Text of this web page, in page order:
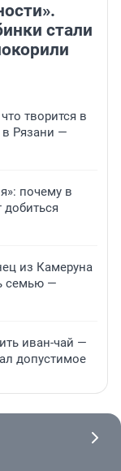
стали
творится в
Рязани —
почему в
из Камеруна
семью —
иван-чай —
допустимое